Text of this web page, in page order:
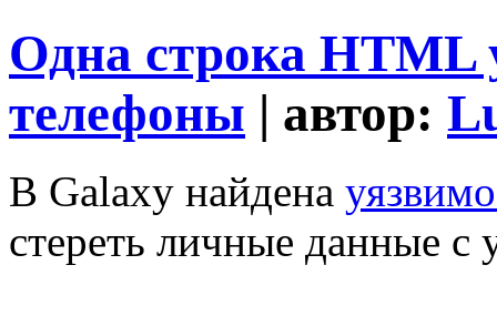
Одна строка HTML
телефоны | автор:
В Galaxy найдена
стереть личные данные с